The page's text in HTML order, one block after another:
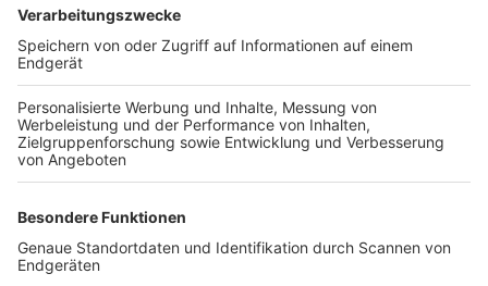
TOP-VEREINE
TOP-PARTNER